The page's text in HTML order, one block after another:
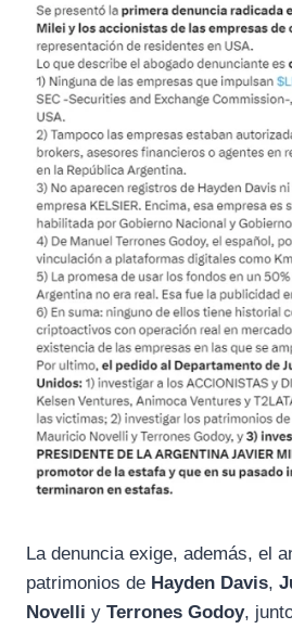
La denuncia exige, además, el
patrimonios de Hayden Davis,
Novelli y Terrones Godoy,